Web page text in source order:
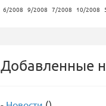
6/2008 9/2008 7/2008 10/2008
Добавленные